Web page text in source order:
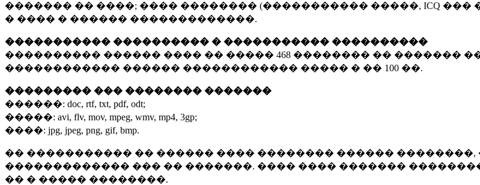
������� �� ����; ���� �������� (����������� �����, ICQ
� ���� � ������ �������������.
����������� ���������� � ����������� ����������
���������� ������ ���� �� ����� 468 �������� �� �������
������������ ������ ������������ ����� � �� 100 ��.
��������� ��� �������� �������
������: doc, rtf, txt, pdf, odt;
�����: avi, flv, mov, mpeg, wmv, mp4, 3gp;
����: jpg, jpeg, png, gif, bmp.
�� ����������� �� ������ ���� �������� ������
������������� ��� �� �������. ���� ���� �������
�� � ����� ��������.